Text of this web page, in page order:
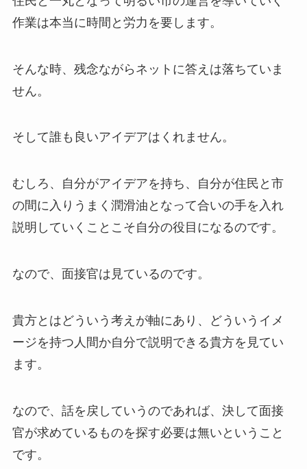
作業は本当に時間と労力を要します。
そんな時、残念ながらネットに答えは落ちていま
せん。
そして誰も良いアイデアはくれません。
むしろ、自分がアイデアを持ち、自分が住民と市
の間に入りうまく潤滑油となって合いの手を入れ
説明していくことこそ自分の役目になるのです。
なので、面接官は見ているのです。
貴方とはどういう考えが軸にあり、どういうイメ
ージを持つ人間か自分で説明できる貴方を見てい
ます。
なので、話を戻していうのであれば、決して面接
官が求めているものを探す必要は無いということ
です。